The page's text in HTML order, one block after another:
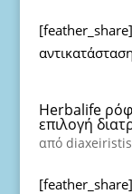
Herbalife
επιλογή
από diaxeiristis